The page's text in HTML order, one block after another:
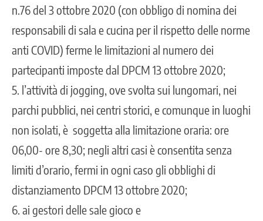
n.76 del 3 ottobre 2020 (con obbligo di nomina dei
responsabili di sala e cucina per il rispetto delle norme
anti COVID) ferme le limitazioni al numero dei
partecipanti imposte dal DPCM 13 ottobre 2020;
5. l’attività di jogging, ove svolta sui lungomari, nei
parchi pubblici, nei centri storici, e comunque in luoghi
non isolati, è soggetta alla limitazione oraria: ore
06,00- ore 8,30; negli altri casi è consentita senza
limiti d’orario, fermi in ogni caso gli obblighi di
distanziamento DPCM 13 ottobre 2020;
6. ai gestori delle sale gioco e